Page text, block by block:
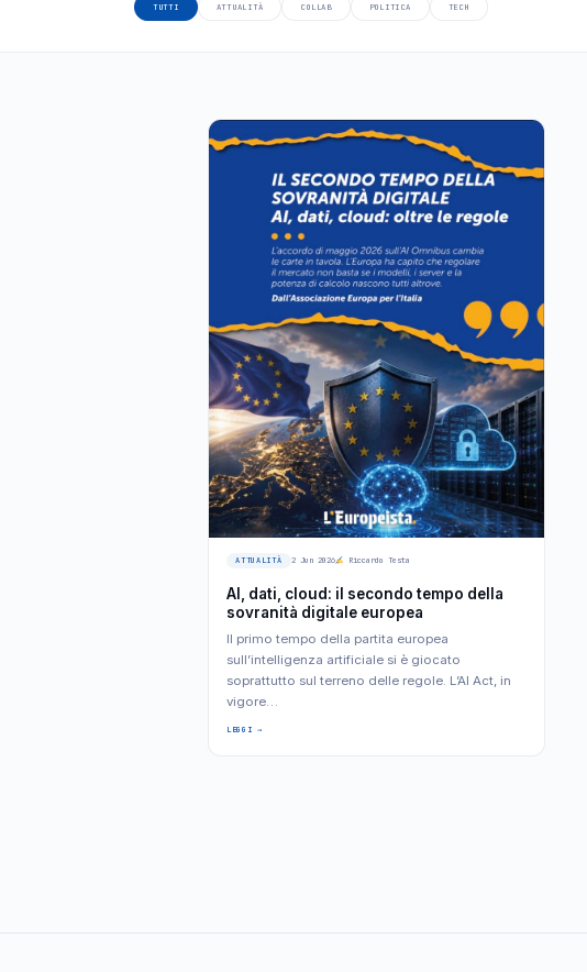
TUTTI ATTUALITÀ COLLAB POLITICA TECH
ATTUALITÀ 2 Jun 2026 Riccardo Testa
AI, dati, cloud: il secondo tempo della
sovranità digitale europea
Il primo tempo della partita europea
sull’intelligenza artificiale si è giocato
soprattutto sul terreno delle regole. L’AI Act, in
vigore…
LEGGI →